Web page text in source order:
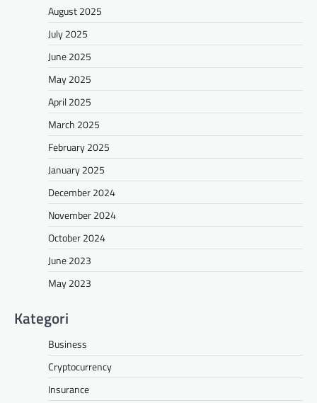
August 2025
July 2025
June 2025
May 2025
April 2025
March 2025
February 2025
January 2025
December 2024
November 2024
October 2024
June 2023
May 2023
Kategori
Business
Cryptocurrency
Insurance